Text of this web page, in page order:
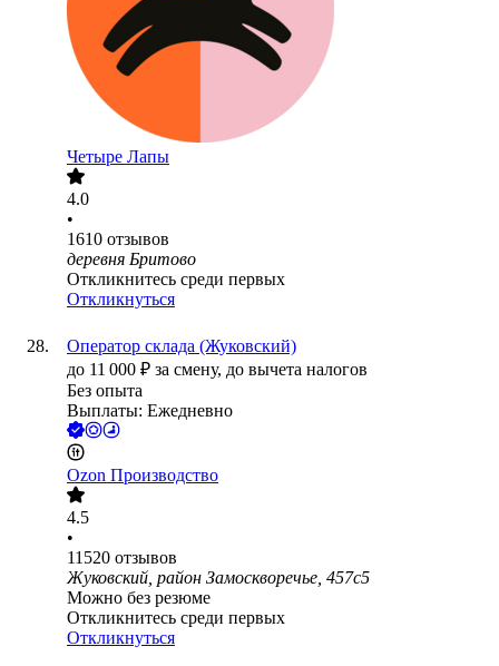
Четыре Лапы
4.0
•
1610 отзывов
деревня Бритово
Откликнитесь среди первых
Откликнуться
Оператор склада (Жуковский)
до 11 000 ₽ за смену, до вычета налогов
Без опыта
Выплаты: Ежедневно
Ozon Производство
4.5
•
11520 отзывов
Жуковский, район Замоскворечье, 457с5
Можно без резюме
Откликнитесь среди первых
Откликнуться